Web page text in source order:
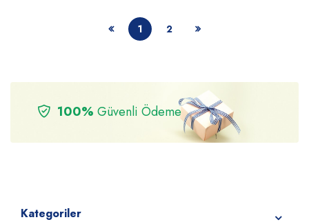
1 2
100% Güvenli Ödeme
Kategoriler